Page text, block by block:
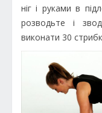
ніг і руками в
розводьте і
виконати 30